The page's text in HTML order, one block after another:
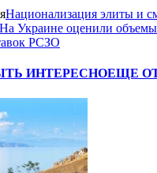
Национализация элиты и
На Украине оценили
РСЗО
ИНТЕРЕСНОЕЩЕ